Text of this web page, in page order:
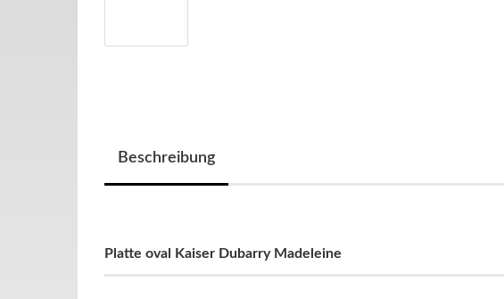
Beschreibung
Platte oval Kaiser Dubarry Madeleine